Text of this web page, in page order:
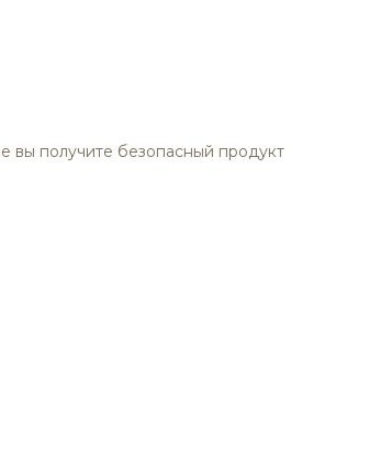
вы получите безопасный продукт